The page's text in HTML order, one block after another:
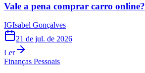
Vale a pena comprar carro online?
IGIsabel Gonçalves
21 de jul. de 2026
Ler
Finanças Pessoais